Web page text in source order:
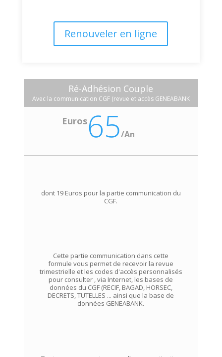
Renouveler en ligne
Ré-Adhésion Couple
Avec la communication CGF (revue et accès GENEABANK
Euros65/An
dont 19 Euros pour la partie communication du
CGF.
Cette partie communication dans cette
formule vous permet de recevoir la revue
trimestrielle et les codes d'accès personnalisés
pour consulter , via Internet, les bases de
données du CGF (RECIF, BAGAD, HORSEC,
DECRETS, TUTELLES ... ainsi que la base de
données GENEABANK.